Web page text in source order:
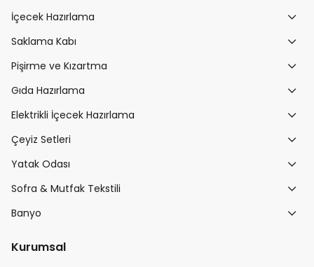
İçecek Hazırlama
Saklama Kabı
Pişirme ve Kızartma
Gıda Hazırlama
Elektrikli İçecek Hazırlama
Çeyiz Setleri
Yatak Odası
Sofra & Mutfak Tekstili
Banyo
Kurumsal